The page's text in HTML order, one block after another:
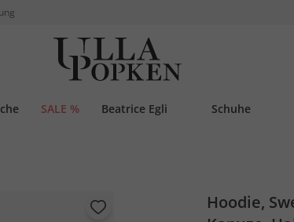
SALE % Beatrice Egli Schuhe
Hoodie,